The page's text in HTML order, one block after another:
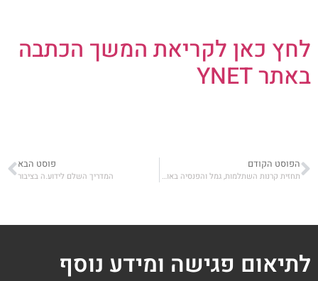
לחץ כאן לקריאת המשך הכתבה
באתר YNET
הפוסט הקודם
תחזית קרנות השתלמות, גמל והפנסיה באוגוסט 2023
פוסט הבא
המדריך השלם לידוע.ה בציבור
לתיאום פגישה ומידע נוסף